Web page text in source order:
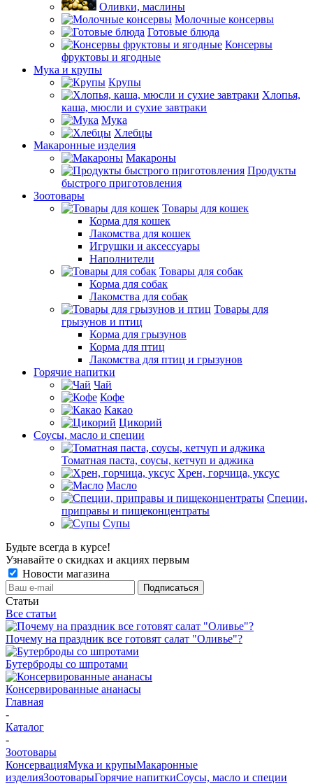
Оливки, маслины
Молочные консервы
Готовые блюда
Консервы
фруктовы и ягодные
Мука и крупы
Крупы
Хлопья,
каша, мюсли и сухие завтраки
Мука
Хлебцы
Макаронные изделия
Макароны
Продукты
быстрого приготовления
Зоотовары
Товары для кошек
Корма для кошек
Лакомства для кошек
Игрушки и аксессуары
Наполнители
Товары для собак
Корма для собак
Лакомства для собак
Товары для
грызунов и птиц
Корма для грызунов
Корма для птиц
Лакомства для птиц и грызунов
Горячие напитки
Чай
Кофе
Какао
Цикорий
Соусы, масло и специи
Томатная паста, соусы, кетчуп и аджика
Хрен, горчица, уксус
Масло
Специи,
приправы и пищеконцентраты
Супы
Будьте всегда в курсе!
Узнавайте о скидках и акциях первым
Новости магазина
Статьи
Все статьи
Почему на праздник все готовят салат "Оливье"?
Бутерброды со шпротами
Консервированные ананасы
Главная
-
Каталог
-
Зоотовары
КонсервацияМука и крупыМакаронные
изделияЗоотоварыГорячие напиткиСоусы, масло и специи